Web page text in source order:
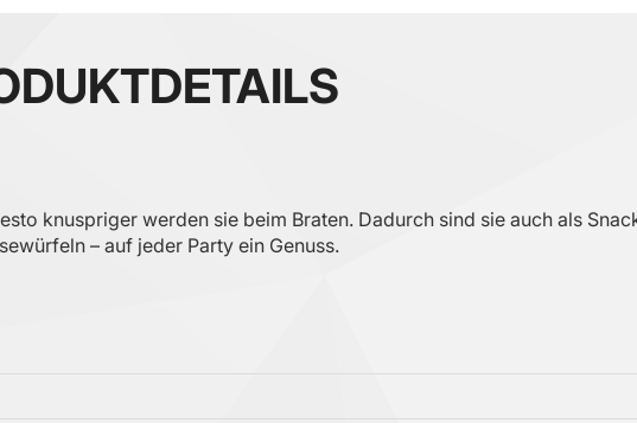
knuspriger werden sie beim Braten. Dadurch sind sie auch als
– auf jeder Party ein Genuss.